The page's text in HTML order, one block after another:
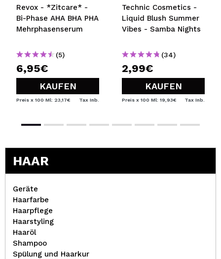
Revox - *Zitcare* -
Bi-Phase AHA BHA PHA
Mehrphasenserum
(5)
6,95€
KAUFEN
Preis x 100 Ml: 23,17€ Tax Inb.
Technic Cosmetics -
Liquid Blush Summer
Vibes - Samba Nights
(34)
2,99€
KAUFEN
Preis x 100 Ml: 19,93€ Tax Inb.
HAAR
Geräte
Haarfarbe
Haarpflege
Haarstyling
Haaröl
Shampoo
Spülung und Haarkur